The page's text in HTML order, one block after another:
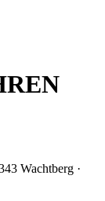
Wachtberg ·